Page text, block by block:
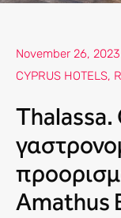
November 26, 2023
CYPRUS HOTELS,
Thalassa.
Amathus